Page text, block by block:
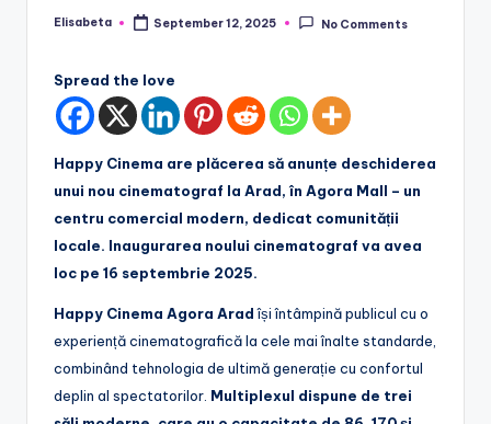
Posted
Elisabeta September 12, 2025 No Comments
Spread the love
Happy Cinema are plăcerea să anunțe deschiderea
unui nou cinematograf la Arad, în Agora Mall – un
centru comercial modern, dedicat comunității
locale. Inaugurarea noului cinematograf va avea
loc pe 16 septembrie 2025.
Happy Cinema Agora Aradîși întâmpină publicul cu o
experiență cinematografică la cele mai înalte standarde,
combinând tehnologia de ultimă generație cu confortul
deplin al spectatorilor. Multiplexul dispune de trei